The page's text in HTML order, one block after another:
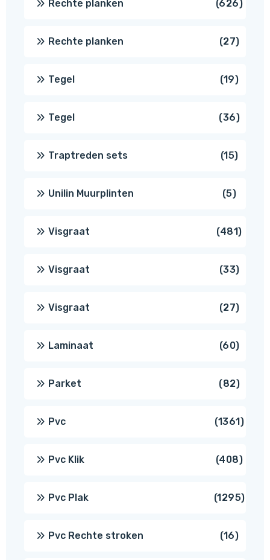
Rechte planken 626626
Rechte planken 2727
Tegel 1919
Tegel 3636
Traptreden sets 1515
Unilin Muurplinten 55
Visgraat 481481
Visgraat 3333
Visgraat 2727
Laminaat 6060
Parket 8282
Pvc 13611361
Pvc Klik 408408
Pvc Plak 12951295
Pvc Rechte stroken 1616